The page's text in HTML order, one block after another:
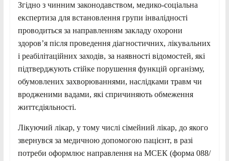
Згідно з чинним законодавством, медико-соціальна
експертиза для встановлення групи інвалідності
проводиться за направленням закладу охорони
здоров’я після проведення діагностичних, лікувальних
і реабілітаційних заходів, за наявності відомостей, які
підтверджують стійке порушення функцій організму,
обумовлених захворюваннями, наслідками травм чи
вродженими вадами, які спричиняють обмеження
життєдіяльності.
Лікуючий лікар, у тому числі сімейний лікар, до якого
звернувся за медичною допомогою пацієнт, в разі
потреби оформлює направлення на МСЕК (форма 088/